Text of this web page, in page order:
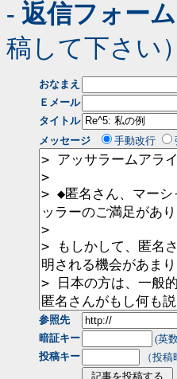
- 返信フォーム
稿して下さい）
おなまえ
Ｅメール
タイトル
メッセージ
手動改行
参照先
暗証キー
(英
投稿キー
（投稿